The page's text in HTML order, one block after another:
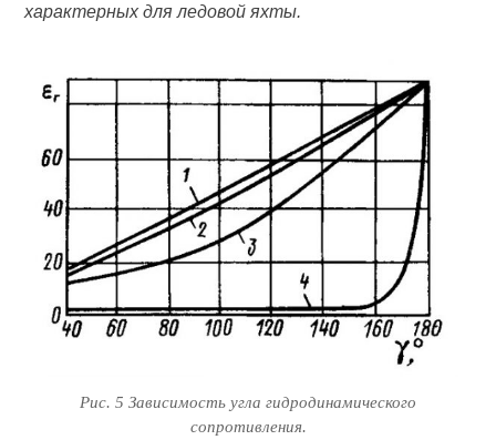
характерных для ледовой яхты.
Рис. 5 Зависимость угла гидродинамического
сопротивления.